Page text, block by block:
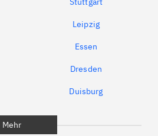
Leipzig
Essen
Dresden
Duisburg
Mehr